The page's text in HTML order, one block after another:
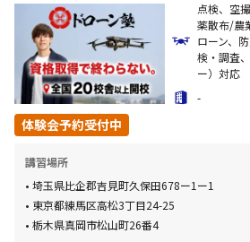
点検、空
薬散布/農
ローン、
検・調査
ー）対応
-
体験会予約受付中
講習場所
埼玉県比企郡吉見町久保田678ー1ー1
東京都練馬区高松3丁目24-25
栃木県真岡市松山町26番4